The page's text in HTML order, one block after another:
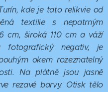
kde je tato relikvie od
textilie s nepatrným
cm, široká 110 cm a váží
negativ, je
okem rozeznatelný
Na plátně jsou jasně
rezavé barvy. Otisk tělo